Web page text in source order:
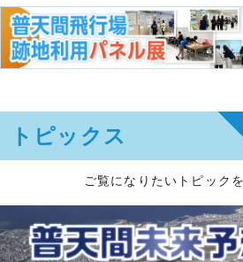
トピックス
ご覧になりたいトピック